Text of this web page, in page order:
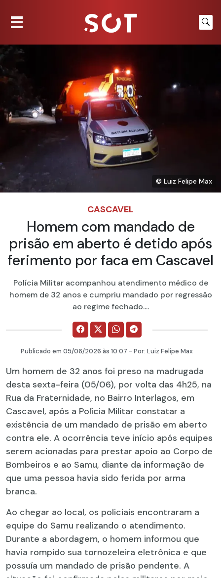
© Luiz Felipe Max
CASCAVEL
Homem com mandado de
prisão em aberto é detido após
ferimento por faca em Cascavel
Polícia Militar acompanhou atendimento médico de
homem de 32 anos e cumpriu mandado por regressão
ao regime fechado....
Publicado em 05/06/2026 às 10:07 - Por: Luiz Felipe Max
Um homem de 32 anos foi preso na madrugada
desta sexta-feira (05/06), por volta das 4h25, na
Rua da Fraternidade, no Bairro Interlagos, em
Cascavel, após a Polícia Militar constatar a
existência de um mandado de prisão em aberto
contra ele. A ocorrência teve início após equipes
serem acionadas para prestar apoio ao Corpo de
Bombeiros e ao Samu, diante da informação de
que uma pessoa havia sido ferida por arma
branca.
Ao chegar ao local, os policiais encontraram a
equipe do Samu realizando o atendimento.
Durante a abordagem, o homem informou que
havia rompido sua tornozeleira eletrônica e que
possuía um mandado de prisão pendente. A